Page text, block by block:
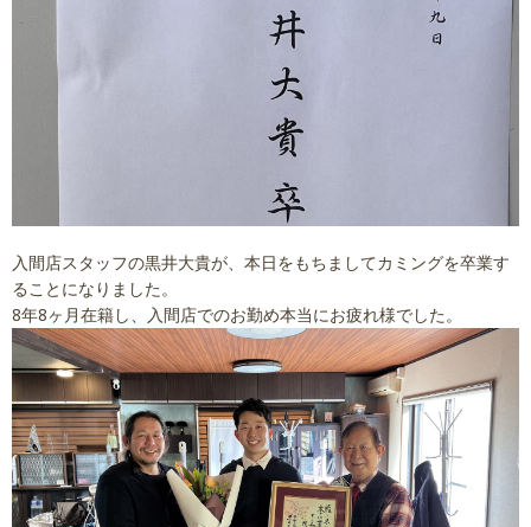
採用情報 会社概要
入間店スタッフの黒井大貴が、本日をもちましてカミングを卒業す
ることになりました。
8年8ヶ月在籍し、入間店でのお勤め本当にお疲れ様でした。